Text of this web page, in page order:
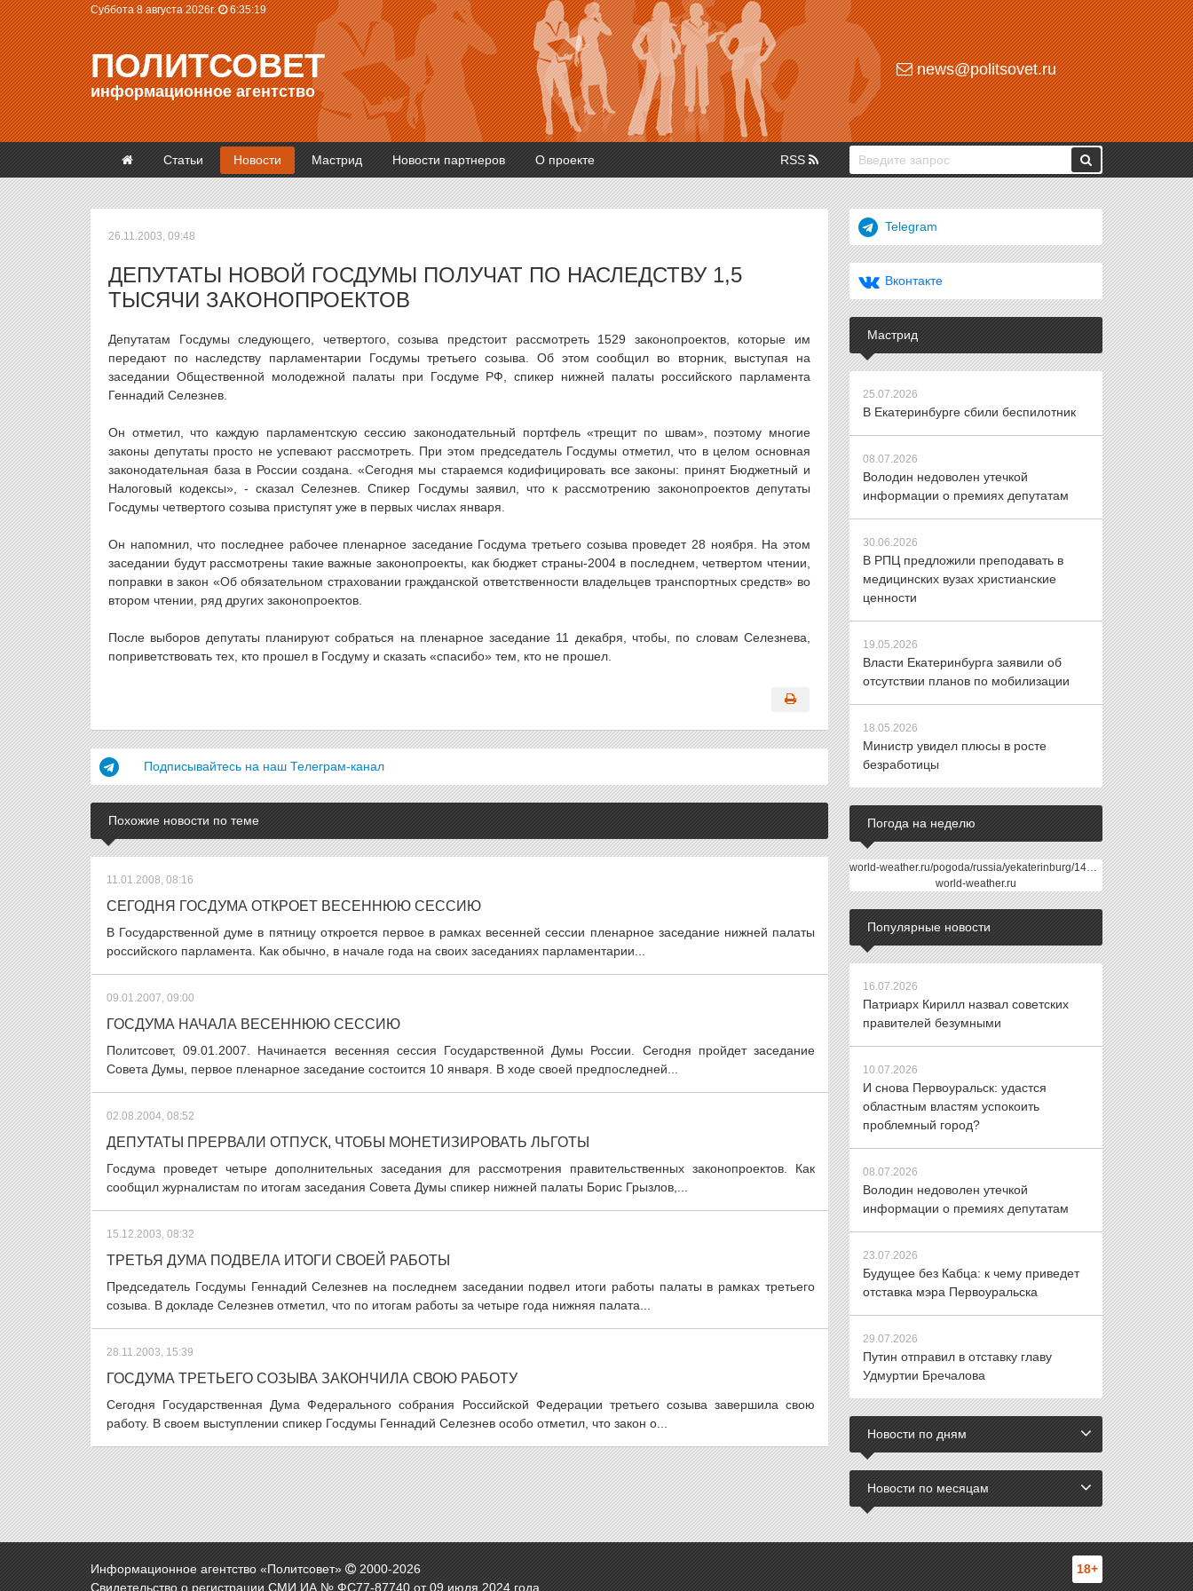
Суббота 8 августа 2026г. 6:35:19
ПОЛИТСОВЕТ
информационное агентство
news@politsovet.ru
Статьи Новости Мастрид Новости партнеров О проекте RSS
26.11.2003, 09:48
ДЕПУТАТЫ НОВОЙ ГОСДУМЫ ПОЛУЧАТ ПО НАСЛЕДСТВУ 1,5
ТЫСЯЧИ ЗАКОНОПРОЕКТОВ
Депутатам Госдумы следующего, четвертого, созыва предстоит рассмотреть 1529 законопроектов, которые им
передают по наследству парламентарии Госдумы третьего созыва. Об этом сообщил во вторник, выступая на
заседании Общественной молодежной палаты при Госдуме РФ, спикер нижней палаты российского парламента
Геннадий Селезнев.
Он отметил, что каждую парламентскую сессию законодательный портфель «трещит по швам», поэтому многие
законы депутаты просто не успевают рассмотреть. При этом председатель Госдумы отметил, что в целом основная
законодательная база в России создана. «Сегодня мы стараемся кодифицировать все законы: принят Бюджетный и
Налоговый кодексы», - сказал Селезнев. Спикер Госдумы заявил, что к рассмотрению законопроектов депутаты
Госдумы четвертого созыва приступят уже в первых числах января.
Он напомнил, что последнее рабочее пленарное заседание Госдума третьего созыва проведет 28 ноября. На этом
заседании будут рассмотрены такие важные законопроекты, как бюджет страны-2004 в последнем, четвертом чтении,
поправки в закон «Об обязательном страховании гражданской ответственности владельцев транспортных средств» во
втором чтении, ряд других законопроектов.
После выборов депутаты планируют собраться на пленарное заседание 11 декабря, чтобы, по словам Селезнева,
поприветствовать тех, кто прошел в Госдуму и сказать «спасибо» тем, кто не прошел.
Подписывайтесь на наш Телеграм-канал
Похожие новости по теме
11.01.2008, 08:16
СЕГОДНЯ ГОСДУМА ОТКРОЕТ ВЕСЕННЮЮ СЕССИЮ
В Государственной думе в пятницу откроется первое в рамках весенней сессии пленарное заседание нижней палаты
российского парламента. Как обычно, в начале года на своих заседаниях парламентарии...
09.01.2007, 09:00
ГОСДУМА НАЧАЛА ВЕСЕННЮЮ СЕССИЮ
Политсовет, 09.01.2007. Начинается весенняя сессия Государственной Думы России. Сегодня пройдет заседание
Совета Думы, первое пленарное заседание состоится 10 января. В ходе своей предпоследней...
02.08.2004, 08:52
ДЕПУТАТЫ ПРЕРВАЛИ ОТПУСК, ЧТОБЫ МОНЕТИЗИРОВАТЬ ЛЬГОТЫ
Госдума проведет четыре дополнительных заседания для рассмотрения правительственных законопроектов. Как
сообщил журналистам по итогам заседания Совета Думы спикер нижней палаты Борис Грызлов,...
15.12.2003, 08:32
ТРЕТЬЯ ДУМА ПОДВЕЛА ИТОГИ СВОЕЙ РАБОТЫ
Председатель Госдумы Геннадий Селезнев на последнем заседании подвел итоги работы палаты в рамках третьего
созыва. В докладе Селезнев отметил, что по итогам работы за четыре года нижняя палата...
28.11.2003, 15:39
ГОСДУМА ТРЕТЬЕГО СОЗЫВА ЗАКОНЧИЛА СВОЮ РАБОТУ
Сегодня Государственная Дума Федерального собрания Российской Федерации третьего созыва завершила свою
работу. В своем выступлении спикер Госдумы Геннадий Селезнев особо отметил, что закон о...
Telegram
Вконтакте
Мастрид
25.07.2026
В Екатеринбурге сбили беспилотник
08.07.2026
Володин недоволен утечкой
информации о премиях депутатам
30.06.2026
В РПЦ предложили преподавать в
медицинских вузах христианские
ценности
19.05.2026
Власти Екатеринбурга заявили об
отсутствии планов по мобилизации
18.05.2026
Министр увидел плюсы в росте
безработицы
Погода на неделю
world-weather.ru/pogoda/russia/yekaterinburg/14days/
world-weather.ru
Популярные новости
16.07.2026
Патриарх Кирилл назвал советских
правителей безумными
10.07.2026
И снова Первоуральск: удастся
областным властям успокоить
проблемный город?
08.07.2026
Володин недоволен утечкой
информации о премиях депутатам
23.07.2026
Будущее без Кабца: к чему приведет
отставка мэра Первоуральска
29.07.2026
Путин отправил в отставку главу
Удмуртии Бречалова
Новости по дням
Новости по месяцам
Информационное агентство «Политсовет» 2000-2026
Свидетельство о регистрации СМИ ИА № ФС77-87740 от 09 июля 2024 года.
18+